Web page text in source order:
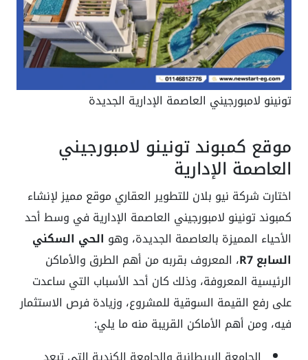
تونينو لامبورجيني العاصمة الإدارية الجديدة
موقع كمبوند تونينو لامبورجيني
العاصمة الإدارية
اختارت شركة نيو بلان للتطوير العقاري موقع مميز لإنشاء
كمبوند تونينو لامبورجيني العاصمة الإدارية في وسط أحد
الأحياء المميزة بالعاصمة الجديدة، وهو الحي السكني
السابع R7
، المعروف بقربه من أهم الطرق والأماكن
الرئيسية المعروفة، وذلك كان أحد الأسباب التي ساعدت
على رفع القيمة السوقية للمشروع، وزيادة فرص الاستثمار
فيه، ومن أهم الأماكن القريبة منه ما يلي: